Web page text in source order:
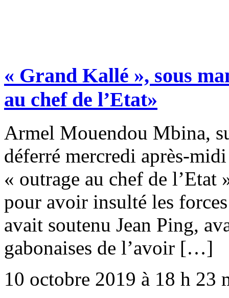
« Grand Kallé », sous
au chef de l’Etat»
Armel Mouendou Mbina,
déferré mercredi après-
« outrage au chef de l’Etat
pour avoir insulté les
avait soutenu Jean Ping,
gabonaises de l’avoir […]
10 octobre 2019 à 18 h 23